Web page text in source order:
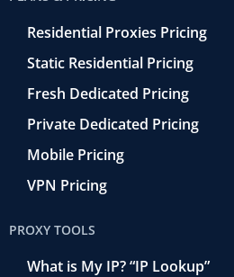
Residential Proxies Pricing
Static Residential Pricing
Fresh Dedicated Pricing
Private Dedicated Pricing
Mobile Pricing
VPN Pricing
PROXY TOOLS
What is My IP? “IP Lookup”